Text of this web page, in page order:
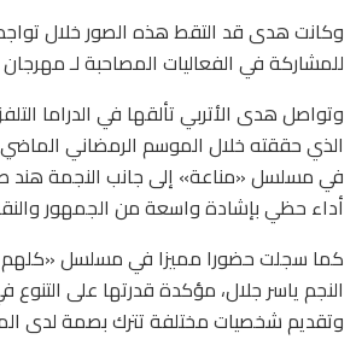
وكانت هدى قد التقط هذه الصور خلال
للمشاركة في الفعاليات المصاحبة لـ
وتواصل هدى الأتربي تألقها في الدراما
الذي حققته خلال الموسم الرمضاني
في مسلسل «مناعة» إلى جانب النجمة
أداء حظي بإشادة واسعة من الجمهور
كما سجلت حضورا مميزا في مسلسل «كلهم
النجم ياسر جلال، مؤكدة قدرتها على التنوع
وتقديم شخصيات مختلفة تترك بصمة لدى